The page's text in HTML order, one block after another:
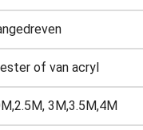
of van acryl
3M,3.5M,4M